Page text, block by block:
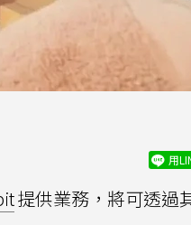
用
提供業務，將可透過